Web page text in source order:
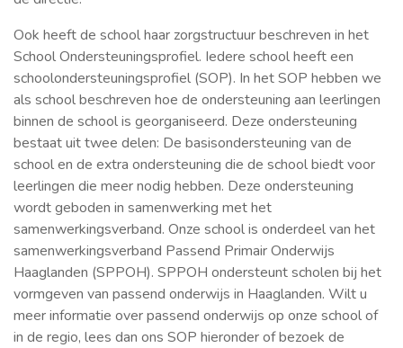
Ook heeft de school haar zorgstructuur beschreven in het
School Ondersteuningsprofiel. Iedere school heeft een
schoolondersteuningsprofiel (SOP). In het SOP hebben we
als school beschreven hoe de ondersteuning aan leerlingen
binnen de school is georganiseerd. Deze ondersteuning
bestaat uit twee delen: De basisondersteuning van de
school en de extra ondersteuning die de school biedt voor
leerlingen die meer nodig hebben. Deze ondersteuning
wordt geboden in samenwerking met het
samenwerkingsverband. Onze school is onderdeel van het
samenwerkingsverband Passend Primair Onderwijs
Haaglanden (SPPOH). SPPOH ondersteunt scholen bij het
vormgeven van passend onderwijs in Haaglanden. Wilt u
meer informatie over passend onderwijs op onze school of
in de regio, lees dan ons SOP hieronder of bezoek de